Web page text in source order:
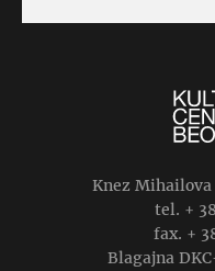
Knez Mihailova
tel. +
fax. +
Blagajna